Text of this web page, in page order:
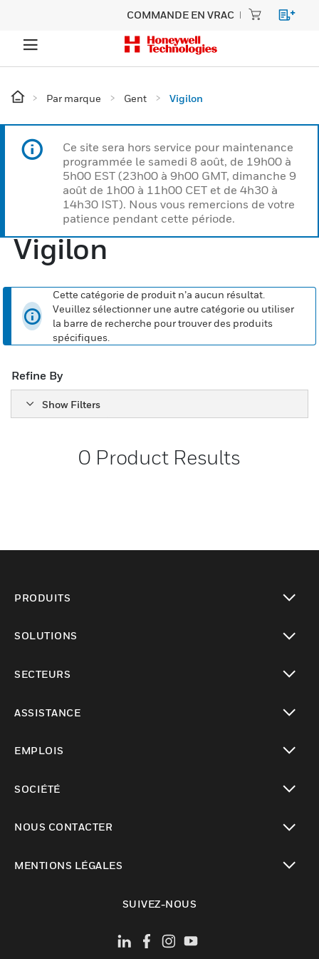
COMMANDE EN VRAC
Par marque Gent Vigilon
Ce site sera hors service pour maintenance
programmée le samedi 8 août, de 19h00 à
5h00 EST (23h00 à 9h00 GMT, dimanche 9
août de 1h00 à 11h00 CET et de 4h30 à
14h30 IST). Nous vous remercions de votre
patience pendant cette période.
Vigilon
Cette catégorie de produit n’a aucun résultat.
Veuillez sélectionner une autre catégorie ou utiliser
la barre de recherche pour trouver des produits
spécifiques.
Refine By
Show Filters
0 Product Results
PRODUITS
SOLUTIONS
SECTEURS
ASSISTANCE
EMPLOIS
SOCIÉTÉ
NOUS CONTACTER
MENTIONS LÉGALES
SUIVEZ-NOUS